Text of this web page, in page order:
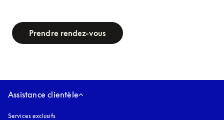
Prendre rendez-vous
Assistance clientèle
Services exclusifs